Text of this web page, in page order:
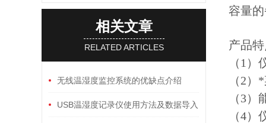
相关文章
RELATED ARTICLES
无线温湿度监控系统的优缺点介绍
USB温湿度记录仪使用方法及数据导入
容量
产品
（1
（2
（3
（4